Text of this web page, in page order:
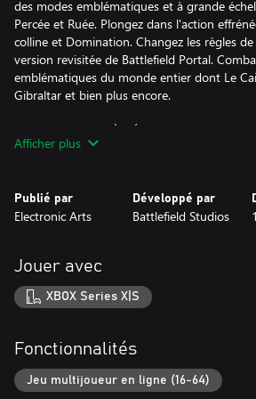
des modes emblématiques et à grande
Percée et Ruée. Plongez dans l'action
colline et Domination. Changez les règles
version revisitée de Battlefield Portal.
emblématiques du monde entier dont Le
Gibraltar et bien plus encore.
UNE CAMPAGNE À L'ÉCHELLE MONDIALE
La campagne est de retour. Pilotez des chars
Raiders qui se battent sans relâche pour
bord de l'effondrement.
Redessinez la ligne de front. Battlefield
à sable qui permet aux créateurs et aux
ainsi qu’aux joueurs et aux joueuses de
déplaçant, redimensionnant et dupliquant
personnalisable et des scripts permettant de
Afficher plus
Publié par
Electronic Arts
Développé par
Battlefield Studios
Jouer avec
XBOX Series X|S
Fonctionnalités
Jeu multijoueur en ligne (16-64)